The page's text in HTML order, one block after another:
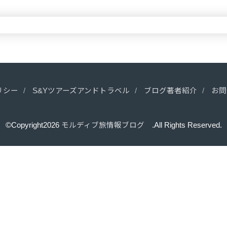
シー S&Yツアーズアンドトラベル ブログ著者紹介 お
©Copyright2026 モルディブ旅情報ブログ .All Rights Reserved.